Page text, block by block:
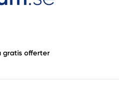
gratis offerter